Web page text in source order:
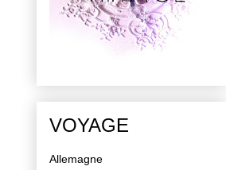
VOYAGE
Allemagne